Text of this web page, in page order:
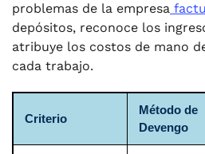
problemas de la empresa
depósitos, reconoce los
atribuye los costos de mano
cada trabajo.
Criterio
Método de
Devengo